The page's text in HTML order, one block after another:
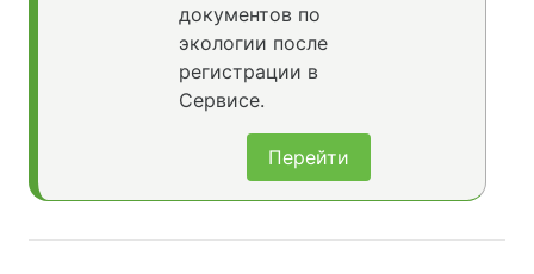
документов по
экологии после
регистрации в
Сервисе.
Перейти